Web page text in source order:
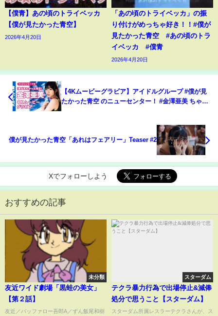
【僕青】あの頃のトライベッカ
【僕が見たかった青空】
2026年4月20日
「あの頃のトライベッカ」の振
り付けがめっちゃ好き！！#僕が
見たかった青空 #あの頃のトラ
イベッカ #僕青
2026年4月20日
【4Kムービーグラビア】アイドルグループ #僕が見
たかった青空 のニューセンター！ #金澤亜美 ちゃん
僕が見たかった青空「あれはフェアリー」Teaser #2
Xでフォローしよう
おすすめの記事
未分類
友近ワイド劇場「黒蛙の美女」
【第２話】
友近／バッファロー吾郎A／ずん飯尾和樹
スターダム
テクラ暴力行為で出場停止&減俸
処分で思うこと【スターダム】
スターダム所属レスラーテクラさんが、ス